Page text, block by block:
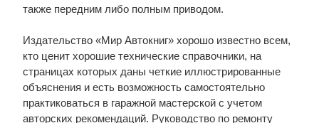
также передним либо полным приводом.
Издательство «Мир Автокниг» хорошо известно всем,
кто ценит хорошие технические справочники, на
страницах которых даны четкие иллюстрированные
объяснения и есть возможность самостоятельно
практиковаться в гаражной мастерской с учетом
авторских рекомендаций. Руководство по ремонту